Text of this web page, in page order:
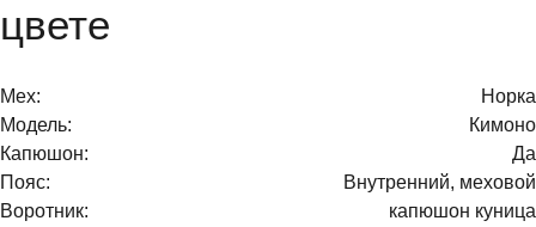
цвете
Мех:
Норка
Модель:
Кимоно
Капюшон:
Да
Пояс:
Внутренний, меховой
Воротник:
капюшон куница